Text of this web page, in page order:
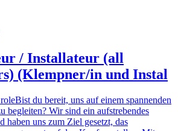
/ Installateur (all
(Klempner/in und Instal
du bereit, uns auf einem spannenden
begleiten? Wir sind ein aufstrebendes
haben uns zum Ziel gesetzt, das